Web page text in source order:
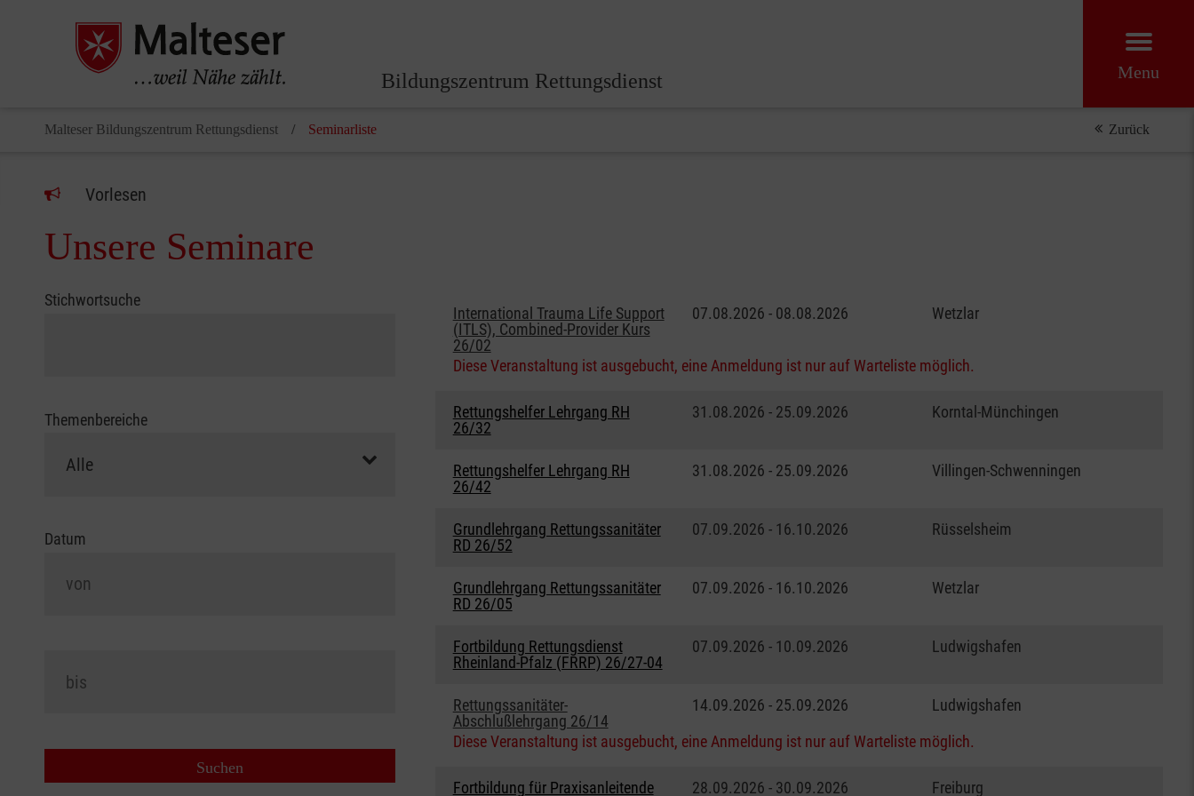
Bildungszentrum Rettungsdienst Menu
Malteser Bildungszentrum Rettungsdienst Seminarliste Zurück
Vorlesen
Unsere Seminare
Stichwortsuche
Themenbereiche
Datum
International Trauma Life Support
(ITLS), Combined-Provider Kurs
26/02
07.08.2026 - 08.08.2026 Wetzlar
Diese Veranstaltung ist ausgebucht, eine Anmeldung ist nur auf Warteliste möglich.
Rettungshelfer Lehrgang RH
26/32
31.08.2026 - 25.09.2026 Korntal-Münchingen
Rettungshelfer Lehrgang RH
26/42
31.08.2026 - 25.09.2026 Villingen-Schwenningen
Grundlehrgang Rettungssanitäter
RD 26/52
07.09.2026 - 16.10.2026 Rüsselsheim
Grundlehrgang Rettungssanitäter
RD 26/05
07.09.2026 - 16.10.2026 Wetzlar
Fortbildung Rettungsdienst
Rheinland-Pfalz (FRRP) 26/27-04
07.09.2026 - 10.09.2026 Ludwigshafen
Rettungssanitäter-
Abschlußlehrgang 26/14
14.09.2026 - 25.09.2026
Ludwigshafen
Diese Veranstaltung ist ausgebucht, eine Anmeldung ist nur auf Warteliste möglich.
Fortbildung für Praxisanleitende
28.09.2026 - 30.09.2026 Freiburg